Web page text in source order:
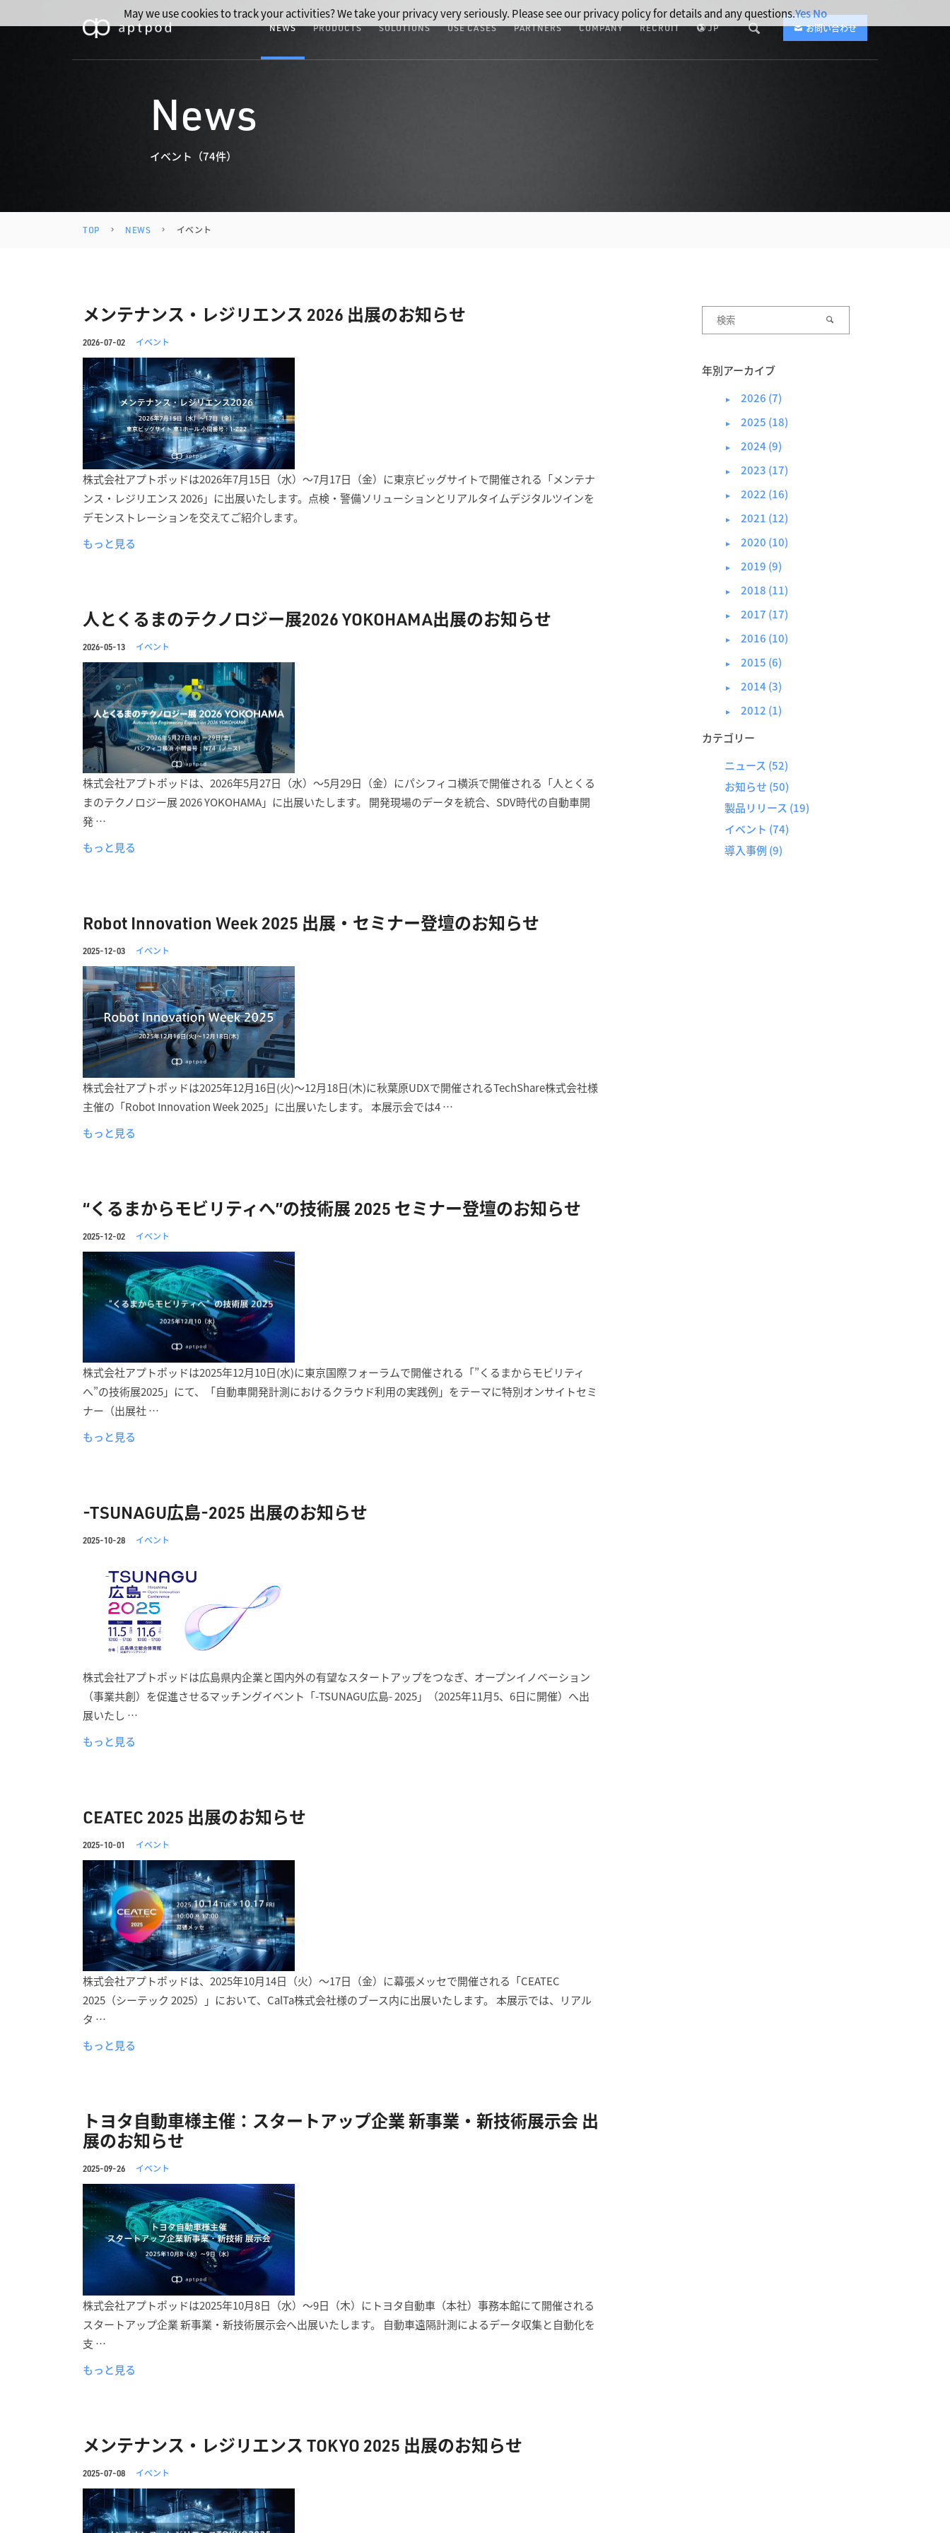
お問い合わせ
NEWS PRODUCTS SOLUTIONS USE CASES PARTNERS COMPANY RECRUIT JP
News
イベント（74件）
TOP NEWS イベント
メンテナンス・レジリエンス 2026 出展のお知らせ
2026-07-02 イベント
株式会社アプトポッドは2026年7月15日（水）～7月17日（金）に東京ビッグサイトで開催される「メンテナ
ンス・レジリエンス 2026」に出展いたします。点検・警備ソリューションとリアルタイムデジタルツインを
デモンストレーションを交えてご紹介します。
もっと見る
人とくるまのテクノロジー展2026 YOKOHAMA出展のお知らせ
2026-05-13 イベント
株式会社アプトポッドは、2026年5月27日（水）〜5月29日（金）にパシフィコ横浜で開催される「人とくる
まのテクノロジー展 2026 YOKOHAMA」に出展いたします。 開発現場のデータを統合、SDV時代の自動車開
発 …
もっと見る
Robot Innovation Week 2025 出展・セミナー登壇のお知らせ
2025-12-03 イベント
株式会社アプトポッドは2025年12月16日(火)～12月18日(木)に秋葉原UDXで開催されるTechShare株式会社様
主催の「Robot Innovation Week 2025」に出展いたします。 本展示会では4 …
もっと見る
“くるまからモビリティへ”の技術展 2025 セミナー登壇のお知らせ
2025-12-02 イベント
株式会社アプトポッドは2025年12月10日(水)に東京国際フォーラムで開催される「”くるまからモビリティ
へ”の技術展2025」にて、「自動車開発計測におけるクラウド利用の実践例」をテーマに特別オンサイトセミ
ナー（出展社 …
もっと見る
-TSUNAGU広島-2025 出展のお知らせ
2025-10-28 イベント
株式会社アプトポッドは広島県内企業と国内外の有望なスタートアップをつなぎ、オープンイノベーション
（事業共創）を促進させるマッチングイベント「-TSUNAGU広島- 2025」（2025年11月5、6日に開催）へ出
展いたし …
もっと見る
CEATEC 2025 出展のお知らせ
2025-10-01 イベント
株式会社アプトポッドは、2025年10月14日（火）～17日（金）に幕張メッセで開催される「CEATEC
2025（シーテック 2025）」において、CalTa株式会社様のブース内に出展いたします。 本展示では、リアル
タ …
もっと見る
トヨタ自動車様主催：スタートアップ企業 新事業・新技術展示会 出
展のお知らせ
2025-09-26 イベント
株式会社アプトポッドは2025年10月8日（水）〜9日（木）にトヨタ自動車（本社）事務本館にて開催される
スタートアップ企業 新事業・新技術展示会へ出展いたします。 自動車遠隔計測によるデータ収集と自動化を
支 …
もっと見る
メンテナンス・レジリエンス TOKYO 2025 出展のお知らせ
2025-07-08 イベント
年別アーカイブ
► 2026 (7)
► 2025 (18)
► 2024 (9)
► 2023 (17)
► 2022 (16)
► 2021 (12)
► 2020 (10)
► 2019 (9)
► 2018 (11)
► 2017 (17)
► 2016 (10)
► 2015 (6)
► 2014 (3)
► 2012 (1)
カテゴリー
ニュース (52)
お知らせ (50)
製品リリース (19)
イベント (74)
導入事例 (9)
May we use cookies to track your activities? We take your privacy very seriously. Please see our privacy policy for details and any questions.YesNo